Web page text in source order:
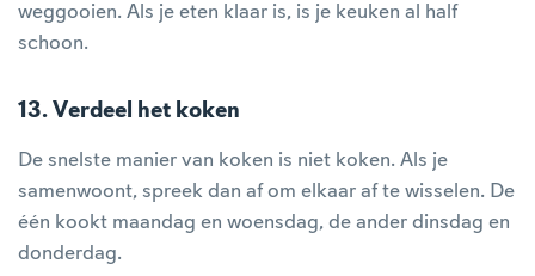
weggooien. Als je eten klaar is, is je keuken al half
schoon.
13. Verdeel het koken
De snelste manier van koken is niet koken. Als je
samenwoont, spreek dan af om elkaar af te wisselen. De
één kookt maandag en woensdag, de ander dinsdag en
donderdag.